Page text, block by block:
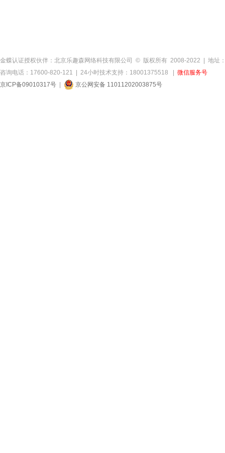
金蝶认证授权伙伴：北京乐趣森网络科技有限公司 © 版权所有 2008-2022 | 地址
咨询电话：17600-820-121 | 24小时技术支持：18001375518 | 微信服务号
京ICP备09010317号
京公网安备 11011202003875号